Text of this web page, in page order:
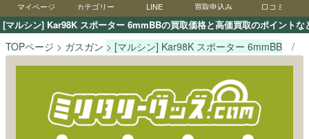
[マルシン] Kar98K スポーター 6mmBBの買取価格と高価買取のポイント
マイページ カテゴリー LINE 買取申込み 口コミ
TOPページ ガスガン [マルシン] Kar98K スポーター 6mmBB